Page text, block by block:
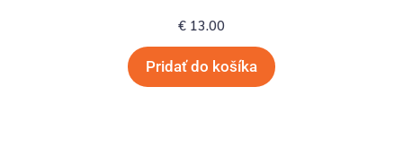
€ 13.00
Pridať do košíka